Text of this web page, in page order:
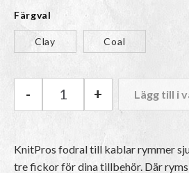
Färgval
Clay Coal
KnitPro Fodral till
- + Lägg till i
KnitPros fodral till kablar rymmer
tre fickor för dina tillbehör. Där